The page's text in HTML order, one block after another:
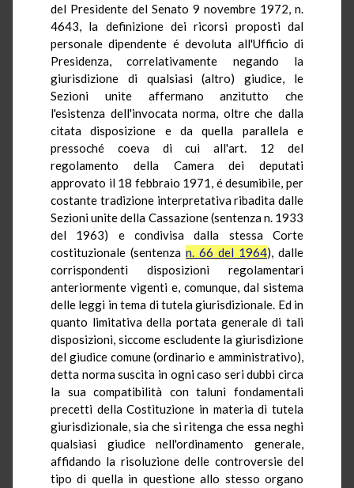
del Presidente del Senato 9 novembre 1972, n.
4643, la definizione dei ricorsi proposti dal
personale dipendente é devoluta all'Ufficio di
Presidenza, correlativamente negando la
giurisdizione di qualsiasi (altro) giudice, le
Sezioni unite affermano anzitutto che
l'esistenza dell'invocata norma, oltre che dalla
citata disposizione e da quella parallela e
pressoché coeva di cui all'art. 12 del
regolamento della Camera dei deputati
approvato il 18 febbraio 1971, é desumibile, per
costante tradizione interpretativa ribadita dalle
Sezioni unite della Cassazione (sentenza n. 1933
del 1963) e condivisa dalla stessa Corte
costituzionale (sentenza n. 66 del 1964), dalle
corrispondenti disposizioni regolamentari
anteriormente vigenti e, comunque, dal sistema
delle leggi in tema di tutela giurisdizionale. Ed in
quanto limitativa della portata generale di tali
disposizioni, siccome escludente la giurisdizione
del giudice comune (ordinario e amministrativo),
detta norma suscita in ogni caso seri dubbi circa
la sua compatibilità con taluni fondamentali
precetti della Costituzione in materia di tutela
giurisdizionale, sia che si ritenga che essa neghi
qualsiasi giudice nell'ordinamento generale,
affidando la risoluzione delle controversie del
tipo di quella in questione allo stesso organo